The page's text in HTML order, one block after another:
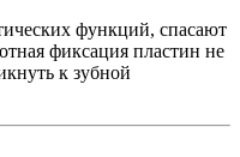
функций, спасают
фиксация пластин не
к зубной